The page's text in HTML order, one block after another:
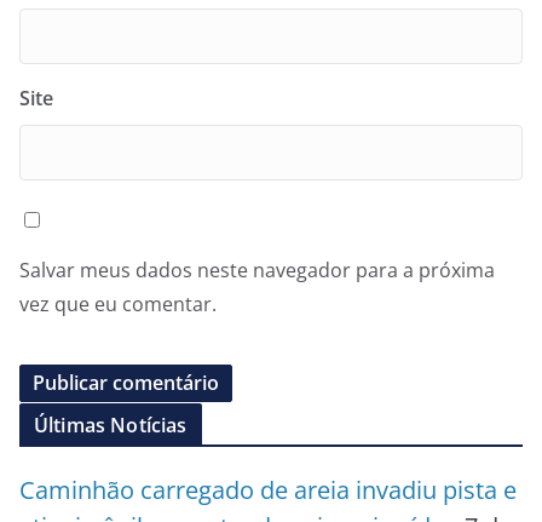
Site
Salvar meus dados neste navegador para a próxima
vez que eu comentar.
Últimas Notícias
Caminhão carregado de areia invadiu pista e